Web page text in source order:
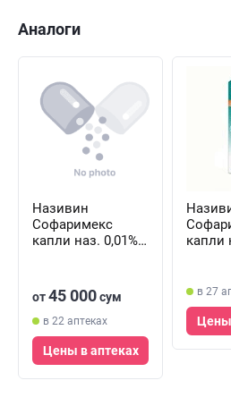
Аналоги
Називин
Софаримекс
капли наз. 0,01%
от45 000сум
в 22 аптеках
Цены в аптеках
капли
в 27
Цены